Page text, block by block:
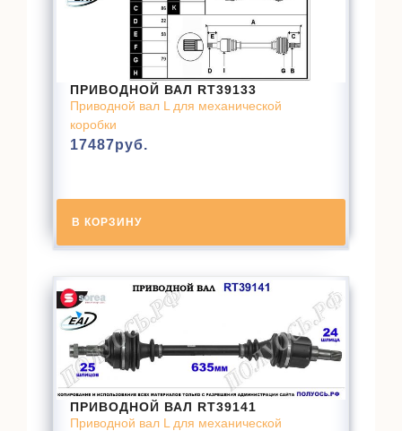
ПРИВОДНОЙ ВАЛ RT39133
Приводной вал L для механической
коробки
17487руб.
В КОРЗИНУ
ПРИВОДНОЙ ВАЛ RT39141
Приводной вал L для механической